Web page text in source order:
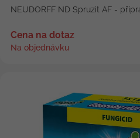
NEUDORFF ND Spruzit AF -
Cena na dotaz
Na objednávku